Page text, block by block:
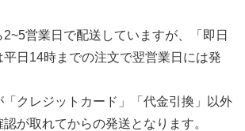
営業日で配送していますが、「即日
日14時までの注文で翌営業日には発
クレジットカード」「代金引換」以外
が取れてからの発送となります。